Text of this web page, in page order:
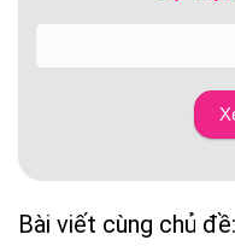
Bài viết cùng chủ đề: